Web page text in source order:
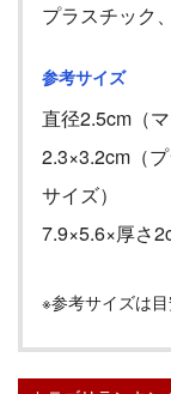
プラスチック
参考サイズ
直径2.5cm（マ
2.3×3.2cm（
サイズ）
7.9×5.6×厚さ
※参考サイズは目